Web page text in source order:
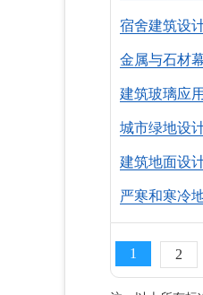
宿舍建筑设
金属与石材
建筑玻璃应
城市绿地设
建筑地面设
严寒和寒冷
1 2